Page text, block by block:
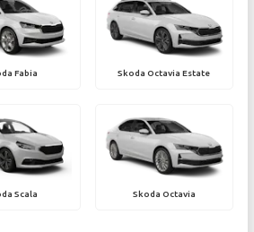
Fabia Skoda Octavia Estate
Scala Skoda Octavia